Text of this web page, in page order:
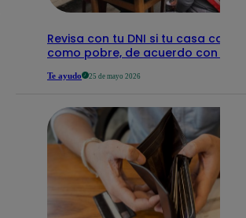
Revisa con tu DNI si tu casa califica
como pobre, de acuerdo con el
Te ayudo 25 de mayo 2026